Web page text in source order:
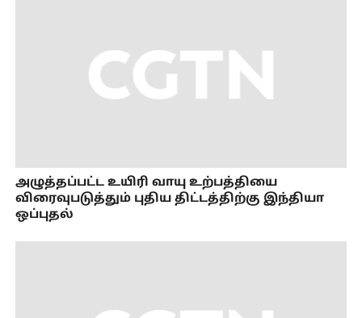
அழுத்தப்பட்ட உயிரி வாயு உற்பத்தியை
விரைவுபடுத்தும் புதிய திட்டத்திற்கு இந்தியா
ஒப்புதல்